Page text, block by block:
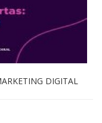
DIGITAL